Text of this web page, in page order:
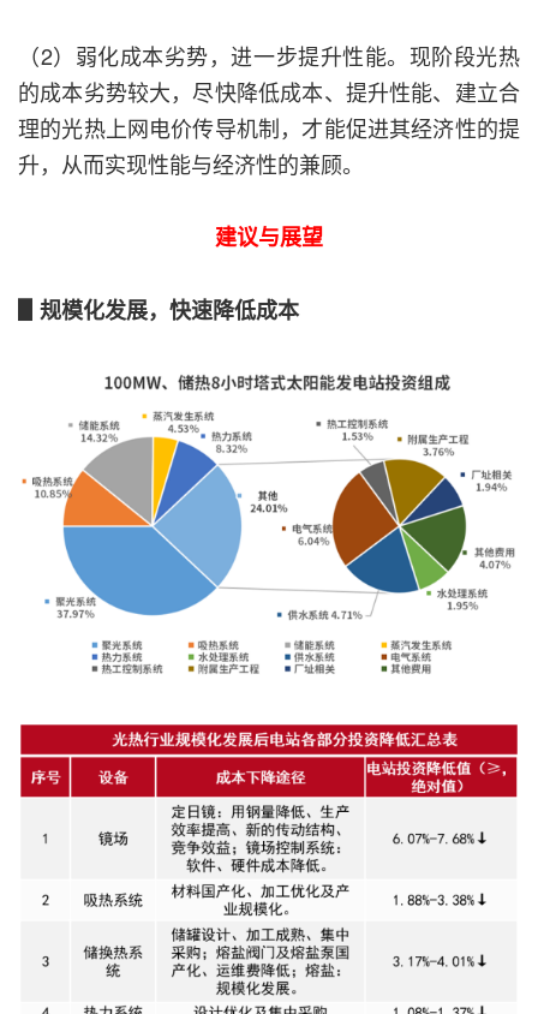
（2）弱化成本劣势，进一步提升性能。现阶段光热
的成本劣势较大，尽快降低成本、提升性能、建立合
理的光热上网电价传导机制，才能促进其经济性的提
升，从而实现性能与经济性的兼顾。
建议与展望
▋规模化发展，快速降低成本